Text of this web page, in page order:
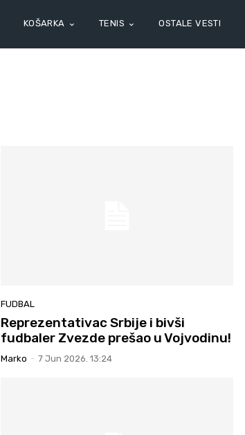
KOŠARKA TENIS OSTALE VESTI
FUDBAL
Reprezentativac Srbije i bivši
fudbaler Zvezde prešao u Vojvodinu!
Marko - 7 Jun 2026. 13:24